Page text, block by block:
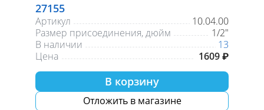
27155
Артикул
10.04.00
Размер присоединения, дюйм
1/2″
В наличии
13
Цена
1609 ₽
В корзину
Отложить в магазине